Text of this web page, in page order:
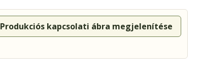
Produkciós kapcsolati ábra megjelenítése